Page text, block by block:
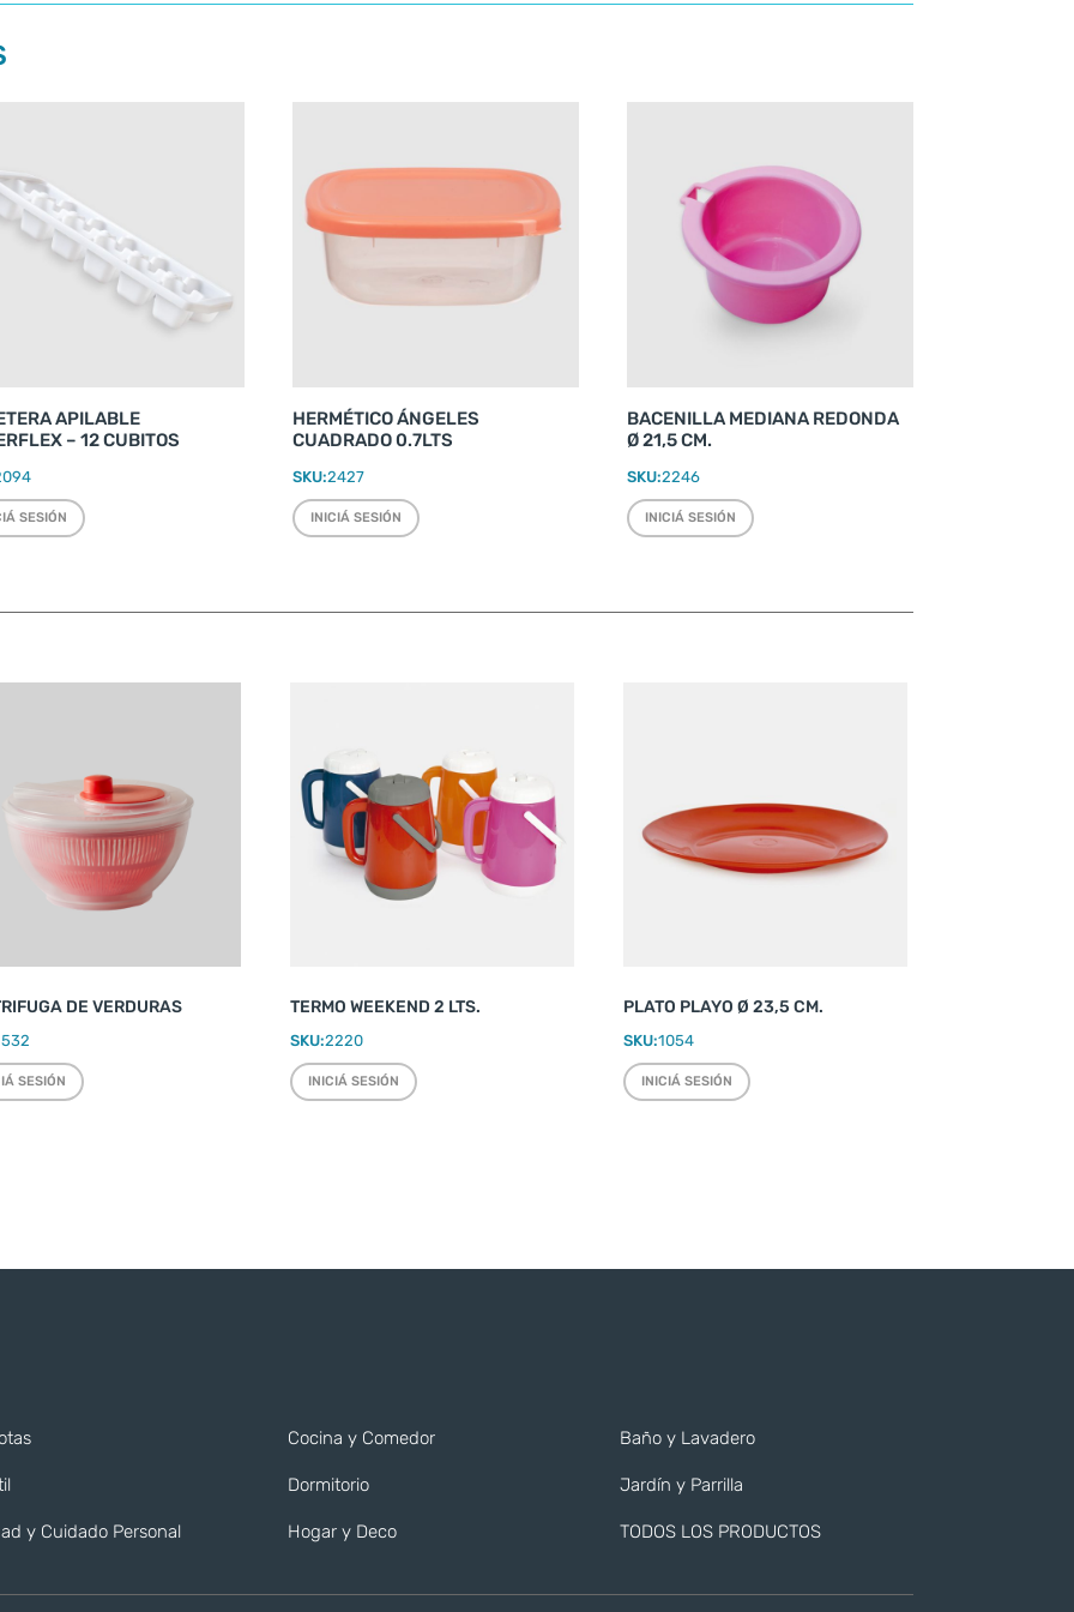
APILABLE
– 12 CUBITOS
SESIÓN
HERMÉTICO ÁNGELES
CUADRADO 0.7LTS
SKU:2427
INICIÁ SESIÓN
BACENILLA MEDIANA REDONDA
Ø 21,5 CM.
SKU:2246
INICIÁ SESIÓN
DE VERDURAS
SESIÓN
TERMO WEEKEND 2 LTS.
SKU:2220
INICIÁ SESIÓN
PLATO PLAYO Ø 23,5 CM.
SKU:1054
INICIÁ SESIÓN
y Cuidado Personal
Cocina y Comedor
Dormitorio
Hogar y Deco
Baño y Lavadero
Jardín y Parrilla
TODOS LOS PRODUCTOS